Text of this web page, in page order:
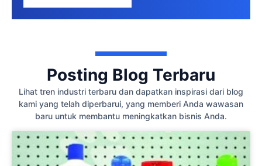
Posting Blog Terbaru
Lihat tren industri terbaru dan dapatkan inspirasi dari blog
kami yang telah diperbarui, yang memberi Anda wawasan
baru untuk membantu meningkatkan bisnis Anda.